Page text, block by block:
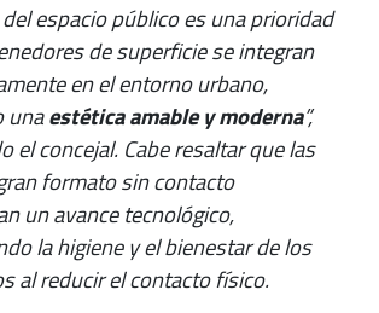
del espacio público es una prioridad
de superficie se integran
en el entorno urbano,
unaestética amable y moderna”,
el concejal. Cabe resaltar que las
formato sin contacto
un avance tecnológico,
la higiene y el bienestar de los
al reducir el contacto físico.